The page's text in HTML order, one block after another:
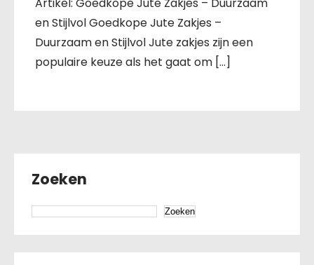
en Stijlvol Goedkope Jute Zakjes –
Duurzaam en Stijlvol Jute zakjes zijn een
populaire keuze als het gaat om […]
Zoeken
Zoeken